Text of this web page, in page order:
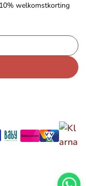
welkomstkorting